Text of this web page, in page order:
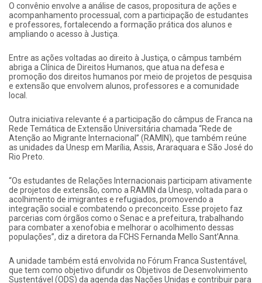
O convênio envolve a análise de casos, propositura de ações e
acompanhamento processual, com a participação de estudantes
e professores, fortalecendo a formação prática dos alunos e
ampliando o acesso à Justiça.
Entre as ações voltadas ao direito à Justiça, o câmpus também
abriga a Clínica de Direitos Humanos, que atua na defesa e
promoção dos direitos humanos por meio de projetos de pesquisa
e extensão que envolvem alunos, professores e a comunidade
local.
Outra iniciativa relevante é a participação do câmpus de Franca na
Rede Temática de Extensão Universitária chamada “Rede de
Atenção ao Migrante Internacional” (RAMIN), que também reúne
as unidades da Unesp em Marília, Assis, Araraquara e São José do
Rio Preto.
“Os estudantes de Relações Internacionais participam ativamente
de projetos de extensão, como a RAMIN da Unesp, voltada para o
acolhimento de imigrantes e refugiados, promovendo a
integração social e combatendo o preconceito. Esse projeto faz
parcerias com órgãos como o Senac e a prefeitura, trabalhando
para combater a xenofobia e melhorar o acolhimento dessas
populações”, diz a diretora da FCHS Fernanda Mello Sant’Anna.
A unidade também está envolvida no Fórum Franca Sustentável,
que tem como objetivo difundir os Objetivos de Desenvolvimento
Sustentável (ODS) da agenda das Nações Unidas e contribuir para